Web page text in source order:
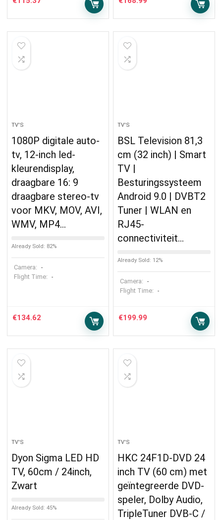
TV'S
1080P digitale auto-
tv, 12-inch led-
kleurendisplay,
draagbare 16: 9
draagbare stereo-tv
voor MKV, MOV, AVI,
WMV, MP4…
Already Sold: 82%
Camera: -
Flight Time: -
€134.62
TV'S
BSL Television 81,3
cm (32 inch) | Smart
TV |
Besturingssysteem
Android 9.0 | DVBT2
Tuner | WLAN en
RJ45-
connectiviteit…
Already Sold: 12%
Camera: -
Flight Time: -
€199.99
TV'S
Dyon Sigma LED HD
TV, 60cm / 24inch,
Zwart
Already Sold: 45%
TV'S
HKC 24F1D-DVD 24
inch TV (60 cm) met
geïntegreerde DVD-
speler, Dolby Audio,
TripleTuner DVB-C /